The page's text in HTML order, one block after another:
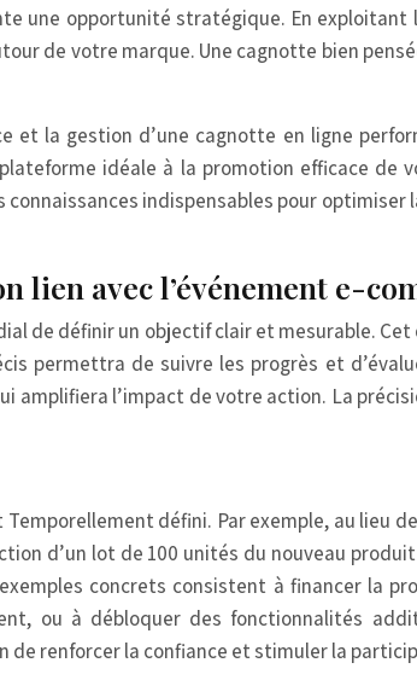
une opportunité stratégique. En
de votre marque. Une cagnotte bien
et la gestion d’une cagnotte en ligne
idéale à la promotion efficace de
indispensables pour
lien avec l’événement e-
de définir un objectif clair et mesurable.
permettra de suivre les progrès et
l’impact de votre action. La
défini. Par exemple, au lieu
d’un lot de 100 unités du nouveau
concrets consistent à financer la
ou à débloquer des fonctionnalités
renforcer la confiance et stimuler la